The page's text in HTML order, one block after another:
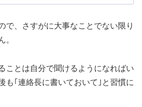
で、さすがに大事なことでない限り
。
ことは自分で聞けるようになればい
も｢連絡長に書いておいて｣と習慣に